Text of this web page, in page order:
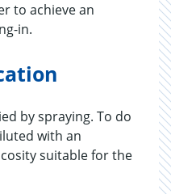
to achieve an
in.
by spraying. To do
with an
suitable for the